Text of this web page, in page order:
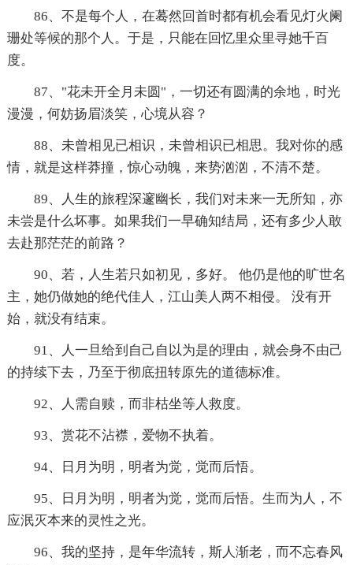
86、不是每个人，在蓦然回首时都有机会看见灯火阑
珊处等候的那个人。于是，只能在回忆里众里寻她千百
度。
87、"花未开全月未圆"，一切还有圆满的余地，时光
漫漫，何妨扬眉淡笑，心境从容？
88、未曾相见已相识，未曾相识已相思。我对你的感
情，就是这样莽撞，惊心动魄，来势汹汹，不清不楚。
89、人生的旅程深邃幽长，我们对未来一无所知，亦
未尝是什么坏事。如果我们一早确知结局，还有多少人敢
去赴那茫茫的前路？
90、若，人生若只如初见，多好。 他仍是他的旷世名
主，她仍做她的绝代佳人，江山美人两不相侵。 没有开
始，就没有结束。
91、人一旦给到自己自以为是的理由，就会身不由己
的持续下去，乃至于彻底扭转原先的道德标准。
92、人需自赎，而非枯坐等人救度。
93、赏花不沾襟，爱物不执着。
94、日月为明，明者为觉，觉而后悟。
95、日月为明，明者为觉，觉而后悟。生而为人，不
应泯灭本来的灵性之光。
96、我的坚持，是年华流转，斯人渐老，而不忘春风